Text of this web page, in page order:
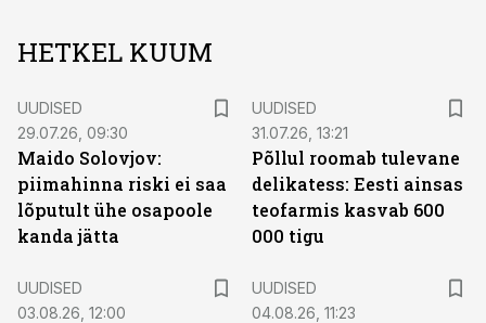
HETKEL KUUM
UUDISED
29.07.26, 09:30
Maido Solovjov:
piimahinna riski ei saa
lõputult ühe osapoole
kanda jätta
UUDISED
31.07.26, 13:21
Põllul roomab tulevane
delikatess: Eesti ainsas
teofarmis kasvab 600
000 tigu
UUDISED
03.08.26, 12:00
UUDISED
04.08.26, 11:23